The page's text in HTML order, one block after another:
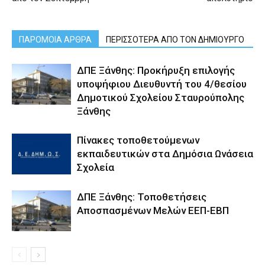
ΠΑΡΟΜΟΙΑ ΑΡΘΡΑ ΠΕΡΙΣΣΟΤΕΡΑ ΑΠΟ ΤΟΝ ΔΗΜΙΟΥΡΓΟ
ΔΠΕ Ξάνθης: Προκήρυξη επιλογής
υποψήφιου Διευθυντή του 4/θεσίου
Δημοτικού Σχολείου Σταυρούπολης
Ξάνθης
Πίνακες τοποθετούμενων
εκπαιδευτικών στα Δημόσια Ωνάσεια
Σχολεία
ΔΠΕ Ξάνθης: Τοποθετήσεις
Αποσπασμένων Μελών ΕΕΠ-ΕΒΠ